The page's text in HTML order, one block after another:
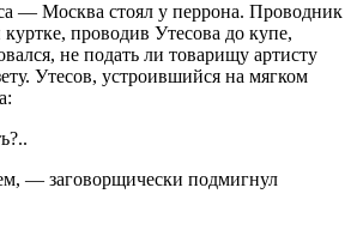
— Москва стоял у перрона. Проводник
проводив Утесова до купе,
не подать ли товарищу артисту
Утесов, устроившийся на мягком
— заговорщически подмигнул